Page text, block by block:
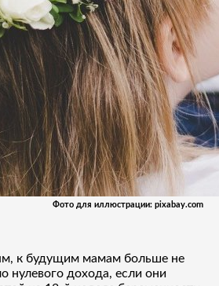
Фото для иллюстрации: pixabay.com
к будущим мамам больше не
нулевого дохода, если они